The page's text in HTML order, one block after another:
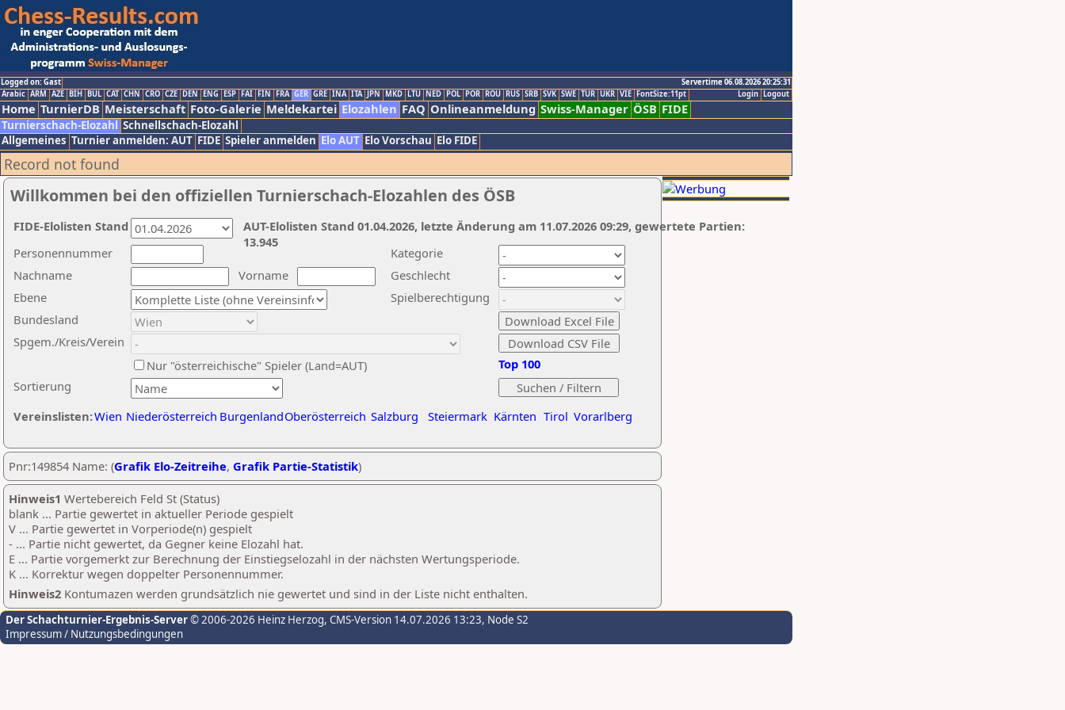
Logged on: Gast
Servertime 06.08.2026 20:25:31
Logout
Login
Arabic ARM AZE BIH BUL CAT CHN CRO CZE DEN ENG ESP FAI FIN FRA GER GRE INA ITA JPN MKD LTU NED POL POR ROU RUS SRB SVK SWE TUR UKR VIE FontSize:11pt
Home TurnierDB Meisterschaft Foto-Galerie Meldekartei Elozahlen FAQ Onlineanmeldung Swiss-Manager ÖSB FIDE
Turnierschach-Elozahl Schnellschach-Elozahl
Allgemeines Turnier anmelden: AUT FIDE Spieler anmelden Elo AUT Elo Vorschau Elo FIDE
Record not found
Willkommen bei den offiziellen Turnierschach-Elozahlen des ÖSB
Nachname
Vorname
Ebene
Kategorie
Sortierung
Personennummer
Bundesland
Spgem./Kreis/Verein
Geschlecht
Nur "österreichische" Spieler (Land=AUT)
Spielberechtigung
Vereinslisten:Wien Niederösterreich BurgenlandOberösterreich Salzburg Steiermark Kärnten Tirol Vorarlberg
Top 100
AUT-Elolisten Stand 01.04.2026, letzte Änderung am 11.07.2026 09:29, gewertete Partien:
13.945
FIDE-Elolisten Stand
Pnr:149854 Name: (Grafik Elo-Zeitreihe, Grafik Partie-Statistik)
Hinweis1 Wertebereich Feld St (Status)
blank ... Partie gewertet in aktueller Periode gespielt
V ... Partie gewertet in Vorperiode(n) gespielt
- ... Partie nicht gewertet, da Gegner keine Elozahl hat.
E ... Partie vorgemerkt zur Berechnung der Einstiegselozahl in der nächsten Wertungsperiode.
K ... Korrektur wegen doppelter Personennummer.
Hinweis2 Kontumazen werden grundsätzlich nie gewertet und sind in der Liste nicht enthalten.
Der Schachturnier-Ergebnis-Server© 2006-2026 Heinz Herzog, CMS-Version 14.07.2026 13:23, Node S2
Impressum / Nutzungsbedingungen